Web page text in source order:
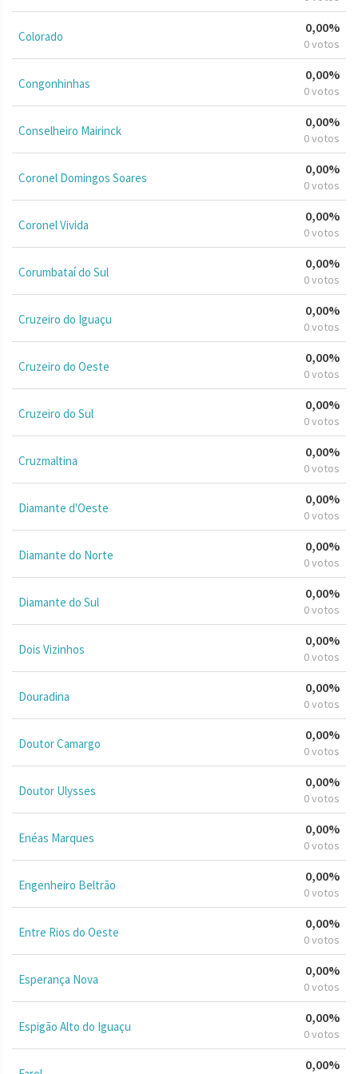
Colorado
0,00%
0 votos
Congonhinhas
0,00%
0 votos
Conselheiro Mairinck
0,00%
0 votos
Coronel Domingos Soares
0,00%
0 votos
Coronel Vivida
0,00%
0 votos
Corumbataí do Sul
0,00%
0 votos
Cruzeiro do Iguaçu
0,00%
0 votos
Cruzeiro do Oeste
0,00%
0 votos
Cruzeiro do Sul
0,00%
0 votos
Cruzmaltina
0,00%
0 votos
Diamante d'Oeste
0,00%
0 votos
Diamante do Norte
0,00%
0 votos
Diamante do Sul
0,00%
0 votos
Dois Vizinhos
0,00%
0 votos
Douradina
0,00%
0 votos
Doutor Camargo
0,00%
0 votos
Doutor Ulysses
0,00%
0 votos
Enéas Marques
0,00%
0 votos
Engenheiro Beltrão
0,00%
0 votos
Entre Rios do Oeste
0,00%
0 votos
Esperança Nova
0,00%
0 votos
Espigão Alto do Iguaçu
0,00%
0 votos
0,00%